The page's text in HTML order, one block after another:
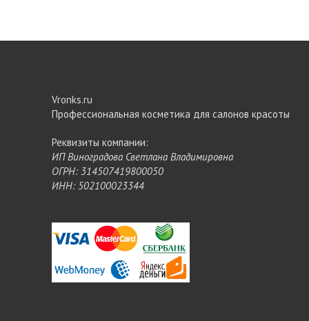
Vronks.ru
Профессиональная косметика для салонов красоты
Реквизиты компании:
ИП Виноградова Светлана Владимировна
ОГРН: 314507419800050
ИНН: 502100023344